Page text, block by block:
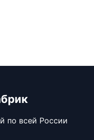
по всей России